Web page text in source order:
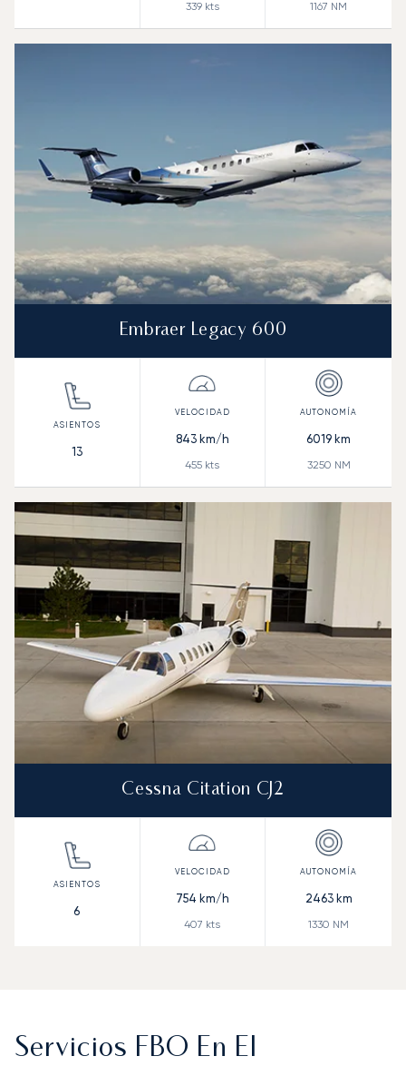
339kts 1167 NM
Embraer Legacy 600
13
843km/h
455 kts
6019 km
3250 NM
Cessna Citation CJ2
6
754 km/h
407 kts
2463km
1330 NM
Servicios FBO En El